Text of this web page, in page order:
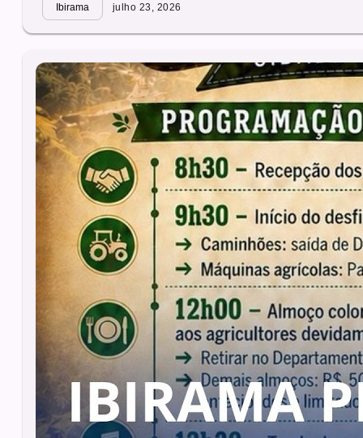
Ibirama julho 23, 2026